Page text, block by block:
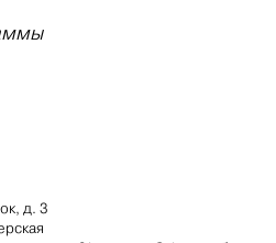
д. 3